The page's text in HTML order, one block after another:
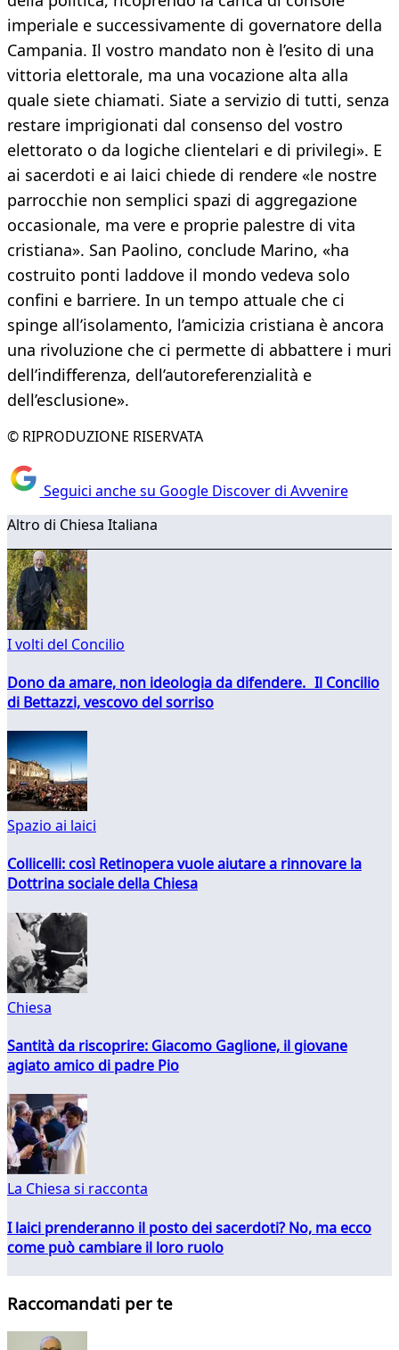
imperiale e successivamente di governatore della
Campania. Il vostro mandato non è l’esito di una
vittoria elettorale, ma una vocazione alta alla
quale siete chiamati. Siate a servizio di tutti, senza
restare imprigionati dal consenso del vostro
elettorato o da logiche clientelari e di privilegi». E
ai sacerdoti e ai laici chiede di rendere «le nostre
parrocchie non semplici spazi di aggregazione
occasionale, ma vere e proprie palestre di vita
cristiana». San Paolino, conclude Marino, «ha
costruito ponti laddove il mondo vedeva solo
confini e barriere. In un tempo attuale che ci
spinge all’isolamento, l’amicizia cristiana è ancora
una rivoluzione che ci permette di abbattere i muri
dell’indifferenza, dell’autoreferenzialità e
dell’esclusione».
© RIPRODUZIONE RISERVATA
Seguici anche su Google Discover di Avvenire
Altro di Chiesa Italiana
I volti del Concilio
Dono da amare, non ideologia da difendere. Il Concilio
di Bettazzi, vescovo del sorriso
Spazio ai laici
Collicelli: così Retinopera vuole aiutare a rinnovare la
Dottrina sociale della Chiesa
Chiesa
Santità da riscoprire: Giacomo Gaglione, il giovane
agiato amico di padre Pio
La Chiesa si racconta
I laici prenderanno il posto dei sacerdoti? No, ma ecco
come può cambiare il loro ruolo
Raccomandati per te